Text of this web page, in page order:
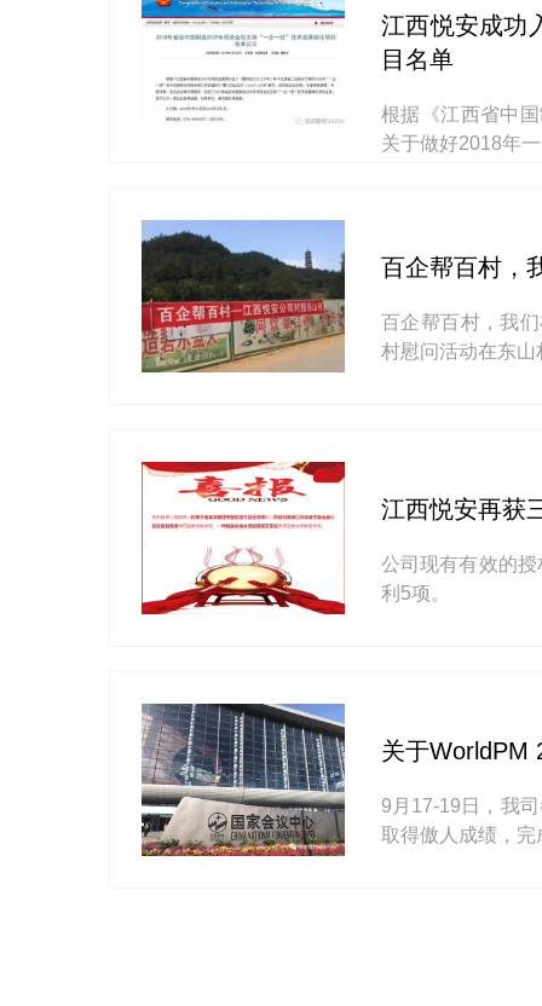
江西悦安成功
目名单
根据《江西省中
关于做好2018年
百企帮百村，
百企帮百村，我
村慰问活动在东
江西悦安再获
公司现有有效的
利5项。
关于WorldPM
9月17-19日，我
取得傲人成绩，